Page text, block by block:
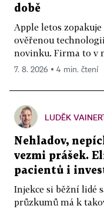
době
Apple letos
ověřenou
novinku. Firma to v
7. 8. 2026 ▪ 4 min. čtení
LUDĚK
Nehladov,
vezmi prášek.
pacientů i
Injekce si běžní lidé
průzkumů má k